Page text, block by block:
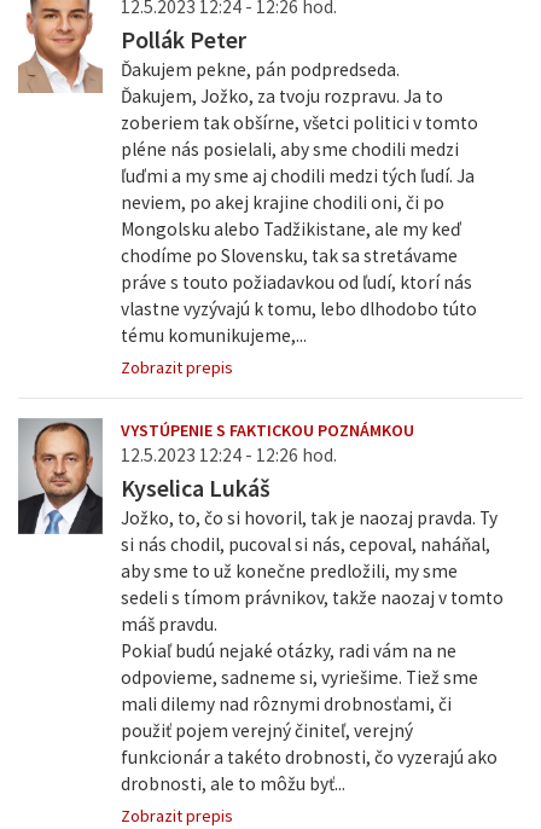
12.5.2023 12:24 - 12:26 hod.
Pollák Peter
Ďakujem pekne, pán podpredseda.
Ďakujem, Jožko, za tvoju rozpravu. Ja to
zoberiem tak obšírne, všetci politici v tomto
pléne nás posielali, aby sme chodili medzi
ľuďmi a my sme aj chodili medzi tých ľudí. Ja
neviem, po akej krajine chodili oni, či po
Mongolsku alebo Tadžikistane, ale my keď
chodíme po Slovensku, tak sa stretávame
práve s touto požiadavkou od ľudí, ktorí nás
vlastne vyzývajú k tomu, lebo dlhodobo túto
tému komunikujeme,...
Zobrazit prepis
VYSTÚPENIE S FAKTICKOU POZNÁMKOU
12.5.2023 12:24 - 12:26 hod.
Kyselica Lukáš
Jožko, to, čo si hovoril, tak je naozaj pravda. Ty
si nás chodil, pucoval si nás, cepoval, naháňal,
aby sme to už konečne predložili, my sme
sedeli s tímom právnikov, takže naozaj v tomto
máš pravdu.
Pokiaľ budú nejaké otázky, radi vám na ne
odpovieme, sadneme si, vyriešime. Tiež sme
mali dilemy nad rôznymi drobnosťami, či
použiť pojem verejný činiteľ, verejný
funkcionár a takéto drobnosti, čo vyzerajú ako
drobnosti, ale to môžu byť...
Zobrazit prepis